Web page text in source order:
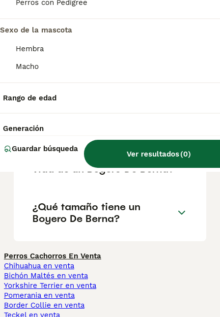
Perros con Pedigree
Sexo de la mascota
Hembra
Macho
Rango de edad
Generación
Guardar búsqueda
Ver resultados(0)
¿Cómo es el carácter de
¿Cuáles son las ventajas y
¿Cuál es la esperanza de
vida de un Boyero De Berna?
¿Qué tamaño tiene un
Boyero De Berna?
Perros Cachorros En Venta
Chihuahua en venta
Bichón Maltés en venta
Yorkshire Terrier en venta
Pomerania en venta
Border Collie en venta